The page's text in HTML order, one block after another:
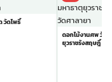
วัดโพธิ์
ดอกไม้งานศพ วัดม
ยุวราชรังสฤษฎิ์